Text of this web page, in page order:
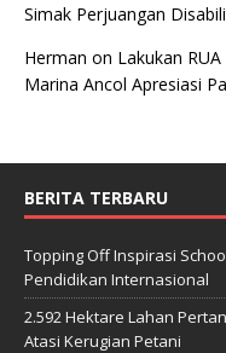
Simak Perjuangan
Herman on Lakukan
Marina Ancol Apresiasi
BERITA TERBARU
Topping Off Inspirasi
Pendidikan Internasional
2.592 Hektare Lahan
Atasi Kerugian Petani